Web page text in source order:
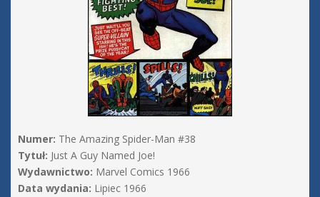
Numer: The Amazing Spider-Man #38
Tytuł: Just A Guy Named Joe!
Wydawnictwo: Marvel Comics 1966
Data wydania: Lipiec 1966